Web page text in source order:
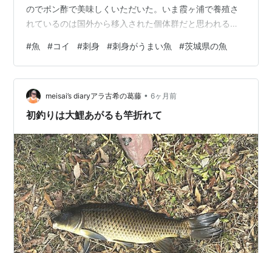
のでポン酢で美味しくいただいた。いま霞ヶ浦で養殖さ
れているのは国外から移入された個体群だと思われる。
からきました
#魚 #コイ #刺身 #刺身がうまい魚 #茨城県の魚
meisai’s diaryアラ古希の葛藤 • 6ヶ月前
初釣りは大鯉あがるも竿折れて